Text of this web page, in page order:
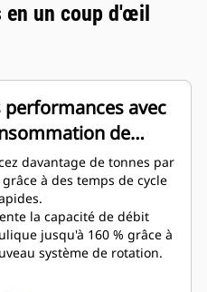
un coup d'œil
performances avec
de
réduite
davantage de tonnes par
à des temps de cycle
la capacité de débit
jusqu'à 160 % grâce à
système de rotation.